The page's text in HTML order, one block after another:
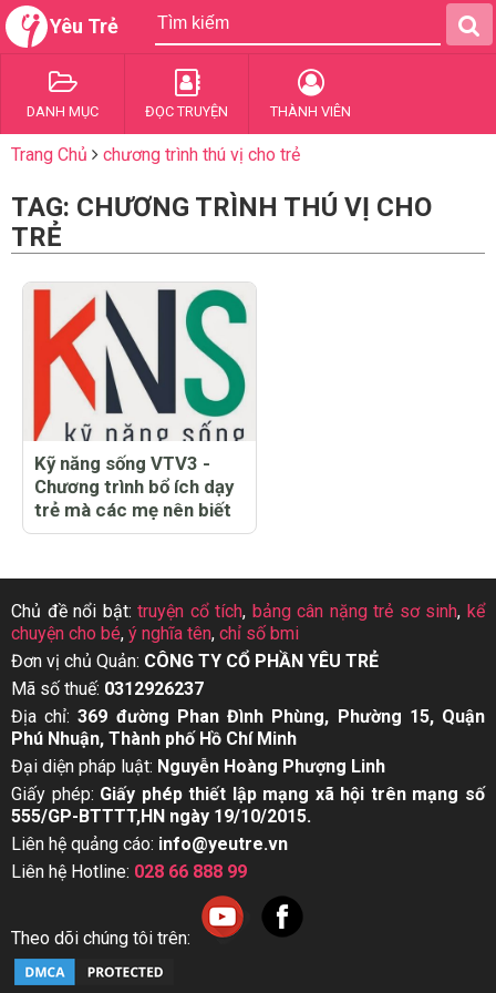
Yêu Trẻ
DANH MỤC ĐỌC TRUYỆN THÀNH VIÊN
Trang Chủ chương trình thú vị cho trẻ
TAG: CHƯƠNG TRÌNH THÚ VỊ CHO
TRẺ
Kỹ năng sống VTV3 -
Chương trình bổ ích dạy
trẻ mà các mẹ nên biết
Chủ đề nổi bật:truyện cổ tích, bảng cân nặng trẻ sơ sinh,kể
chuyện cho bé, ý nghĩa tên, chỉ số bmi
Đơn vị chủ Quản: CÔNG TY CỔ PHẦN YÊU TRẺ
Mã số thuế: 0312926237
Địa chỉ:369 đường Phan Đình Phùng, Phường 15, Quận
Phú Nhuận, Thành phố Hồ Chí Minh
Đại diện pháp luật: Nguyễn Hoàng Phượng Linh
Giấy phép: Giấy phép thiết lập mạng xã hội trên mạng số
555/GP-BTTTT,HN ngày 19/10/2015.
Liên hệ quảng cáo: info@yeutre.vn
Liên hệ Hotline: 028 66 888 99
Theo dõi chúng tôi trên: